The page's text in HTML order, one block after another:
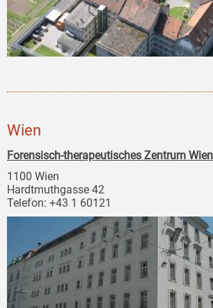
Wien
Forensisch-therapeutisches Zentrum
1100 Wien
Hardtmuthgasse 42
Telefon: +43 1 60121